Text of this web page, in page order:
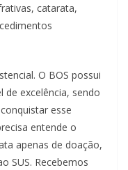
catarata,
O BOS possui
de excelência, sendo
esse
entende o
apenas de doação,
SUS. Recebemos